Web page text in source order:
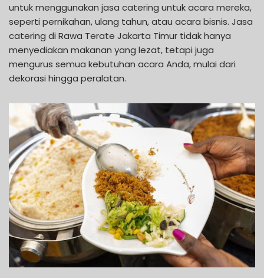
untuk menggunakan jasa catering untuk acara mereka,
seperti pernikahan, ulang tahun, atau acara bisnis. Jasa
catering di Rawa Terate Jakarta Timur tidak hanya
menyediakan makanan yang lezat, tetapi juga
mengurus semua kebutuhan acara Anda, mulai dari
dekorasi hingga peralatan.